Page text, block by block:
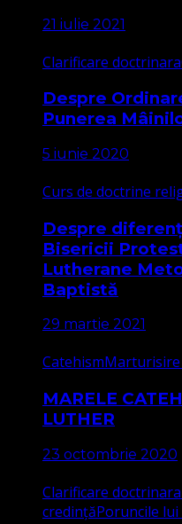
21 iulie 2021
Clarificare doctrinara
Despre
Punerea
5 iunie 2020
Curs de doctrine
Despre
Bisericii
Lutherane
Baptistă
29 martie 2021
CatehismMarturisire
MARELE
LUTHER
23 octombrie 2020
Clarificare doctrinara
credințăPoruncile